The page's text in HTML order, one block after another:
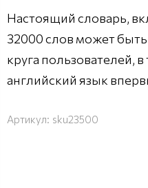
Настоящий словарь,
32000 слов может
круга пользователей,
английский язык
Артикул: sku23500